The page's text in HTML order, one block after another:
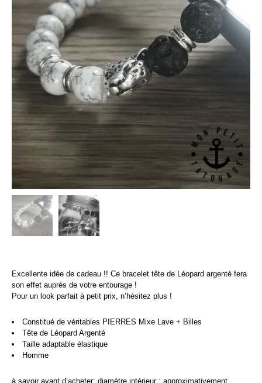
Excellente idée de cadeau !! Ce bracelet tête de Léopard argenté fera
son effet auprès de votre entourage !
Pour un look parfait à petit prix, n’hésitez plus !
Constitué de véritables PIERRES Mixe Lave + Billes
Tête de Léopard Argenté
Taille adaptable élastique
Homme
à savoir avant d’acheter: diamètre intérieur : approximativement